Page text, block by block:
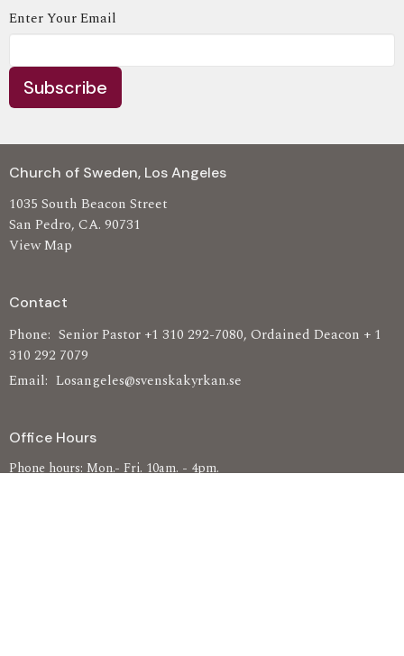
Enter Your Email
Subscribe
Church of Sweden, Los Angeles
1035 South Beacon Street
San Pedro, CA. 90731
View Map
Contact
Phone: Senior Pastor +1 310 292-7080, Ordained Deacon + 1
310 292 7079
Email: Losangeles@svenskakyrkan.se
Office Hours
Phone hours: Mon.- Fri. 10am. - 4pm.